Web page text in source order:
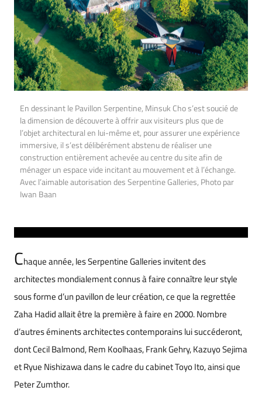
En dessinant le Pavillon Serpentine, Minsuk Cho s’est soucié de
la dimension de découverte à offrir aux visiteurs plus que de
l’objet architectural en lui-même et, pour assurer une expérience
immersive, il s’est délibérément abstenu de réaliser une
construction entièrement achevée au centre du site afin de
ménager un espace vide incitant au mouvement et à l’échange.
Avec l’aimable autorisation des Serpentine Galleries, Photo par
Iwan Baan
Chaque année, les Serpentine Galleries invitent des
architectes mondialement connus à faire connaître leur style
sous forme d’un pavillon de leur création, ce que la regrettée
Zaha Hadid allait être la première à faire en 2000. Nombre
d’autres éminents architectes contemporains lui succéderont,
dont Cecil Balmond, Rem Koolhaas, Frank Gehry, Kazuyo Sejima
et Ryue Nishizawa dans le cadre du cabinet Toyo Ito, ainsi que
Peter Zumthor.